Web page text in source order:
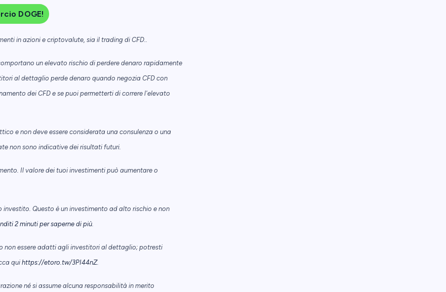
DOGE!
in azioni e criptovalute, sia il trading di CFD..
un elevato rischio di perdere denaro rapidamente
al dettaglio perde denaro quando negozia CFD con
dei CFD e se puoi permetterti di correre l'elevato
e non deve essere considerata una consulenza o una
non sono indicative dei risultati futuri.
Il valore dei tuoi investimenti può aumentare o
Questo è un investimento ad alto rischio e non
2 minuti per saperne di più.
non essere adatti agli investitori al dettaglio; potresti
qui https://etoro.tw/3PI44nZ.
né si assume alcuna responsabilità in merito